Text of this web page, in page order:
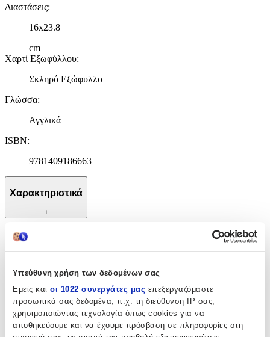
Υπεύθυνη χρήση των δεδομένων σας
Εμείς και οι 1022 συνεργάτες μας επεξεργαζόμαστε
προσωπικά σας δεδομένα, π.χ. τη διεύθυνση IP σας,
χρησιμοποιώντας τεχνολογία όπως cookies για να
αποθηκεύουμε και να έχουμε πρόσβαση σε πληροφορίες στη
Διαστάσεις:
16x23.8
cm
Χαρτί Εξωφύλλου:
Σκληρό Εξώφυλλο
Γλώσσα:
Αγγλικά
ISBN:
9781409186663
Χαρακτηριστικά
+
Χαρακτηριστικά
Jeff Lindsay
Εκδότης:
Orion (an Imprint of The Orion Publishing Group Ltd )